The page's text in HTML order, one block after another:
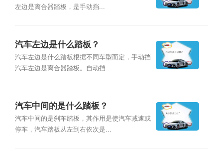
左边是离合器踏板，是手动挡...
汽车左边是什么踏板？
汽车左边是什么踏板根据不同车型而定，手动挡
汽车左边是离合器踏板。自动挡...
汽车中间的是什么踏板？
汽车中间的是刹车踏板，其作用是使汽车减速或
停车，汽车踏板从左到右依次是...